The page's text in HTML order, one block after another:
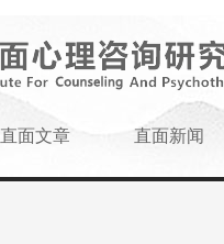
直面文章 直面新闻